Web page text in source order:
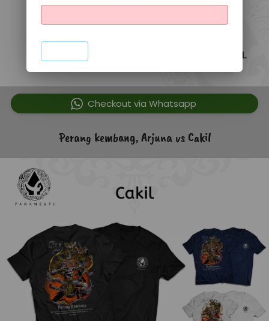
` Checkout via Whatsapp
Perang kembang, Arjuna vs Cakil